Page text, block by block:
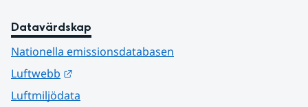
Datavärdskap
Nationella emissionsdatabasen
Luftwebb
Luftmiljödata